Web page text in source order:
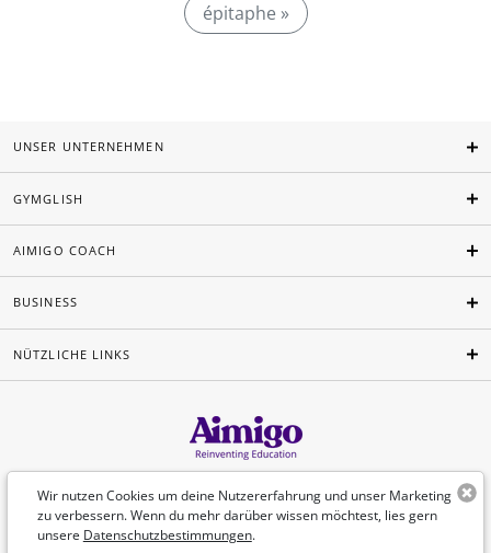
épitaphe »
Wir nutzen Cookies um deine Nutzererfahrung und unser Marketing
zu verbessern. Wenn du mehr darüber wissen möchtest, lies gern
unsere Datenschutzbestimmungen.
UNSER UNTERNEHMEN
GYMGLISH
AIMIGO COACH
BUSINESS
NÜTZLICHE LINKS
Deutsch
©Aimigo 2026